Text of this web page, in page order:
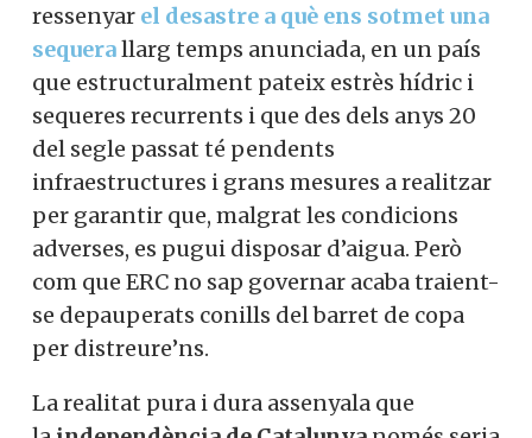
ressenyar el desastre a què ens sotmet una
sequerallarg temps anunciada, en un país
que estructuralment pateix estrès hídric i
sequeres recurrents i que des dels anys 20
del segle passat té pendents
infraestructures i grans mesures a realitzar
per garantir que, malgrat les condicions
adverses, es pugui disposar d’aigua. Però
com que ERC no sap governar acaba traient-
se depauperats conills del barret de copa
per distreure’ns.
La realitat pura i dura assenyala que